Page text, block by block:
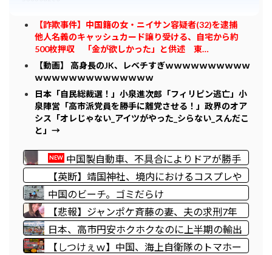
【詐欺事件】中国籍の女・ニイサン容疑者(32)を逮捕
他人名義のキャッシュカード譲り受ける、自宅から約
500枚押収 「金が欲しかった」と供述 東…
【動画】 高身長のJK、レベチすぎｗｗｗｗｗｗｗｗｗｗ
ｗｗｗｗｗｗｗｗｗｗｗｗｗｗ
日本「自民総裁選！」小泉進次郎「フィリピン逃亡」小
泉陣営「高市派党員を勝手に離党させる！」政界のオア
シス「オレじゃない_アイツがやった_シらない_スんだこ
と」→
NEW 中国製自動車、不具合によりドアが勝手
に開いてしまう件
【英断】靖国神社、境内におけるコスプレや
軍装の禁止を発表「厳粛で神聖なる場所」
中国のビーチ。ゴミだらけ
【悲報】ジャンポケ斉藤の妻、夫の求刑7年
翌日にInstagram更新「楽しすぎた」
日本、高市円安ホクホクなのに上半期の輸出
額が「台湾と韓国」に抜かれるｗｗｗｗｗ
【しつけぇｗ】中国、海上自衛隊のトマホー